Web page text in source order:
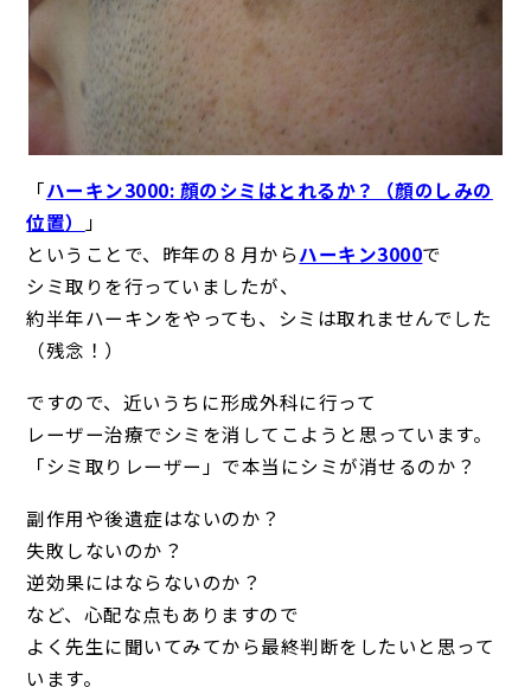
「ハーキン3000: 顔のシミはとれるか？（顔のしみの
位置）
」
ということで、昨年の８月からハーキン3000で
シミ取りを行っていましたが、
約半年ハーキンをやっても、シミは取れませんでした
（残念！）
ですので、近いうちに形成外科に行って
レーザー治療でシミを消してこようと思っています。
「シミ取りレーザー」で本当にシミが消せるのか？
副作用や後遺症はないのか？
失敗しないのか？
逆効果にはならないのか？
など、心配な点もありますので
よく先生に聞いてみてから最終判断をしたいと思って
います。